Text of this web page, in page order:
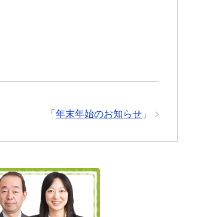
「 年末年始のお知らせ 」